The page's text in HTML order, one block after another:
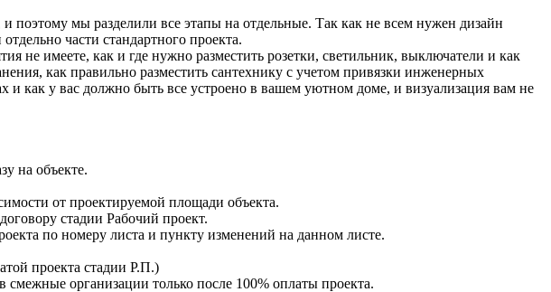
мы разделили все этапы на отдельные. Так как не всем нужен дизайн
части стандартного проекта.
не имеете, как и где нужно разместить розетки, светильник, выключатели и как
как правильно разместить сантехнику с учетом привязки инженерных
как у вас должно быть все устроено в вашем уютном доме, и визуализация вам не
на объекте.
от проектируемой площади объекта.
стадии Рабочий проект.
по номеру листа и пункту изменений на данном листе.
проекта стадии Р.П.)
смежные организации только после 100% оплаты проекта.